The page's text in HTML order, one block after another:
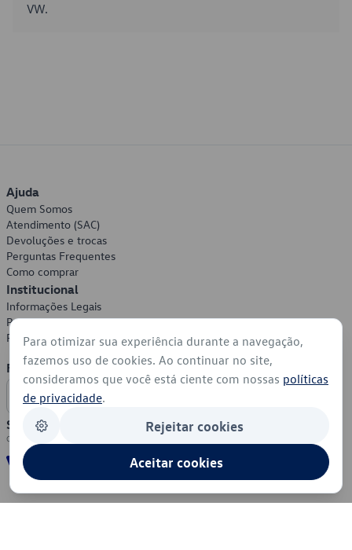
VW.
Ajuda
Quem Somos
Atendimento (SAC)
Devoluções e trocas
Perguntas Frequentes
Como comprar
Institucional
Informações Legais
Política de Privacidade
Política de Cookies
Formas de Pagamento
Segurança
Para otimizar sua experiência durante a navegação,
fazemos uso de cookies. Ao continuar no site,
consideramos que você está ciente com nossas políticas
de privacidade.
Rejeitar cookies
Aceitar cookies